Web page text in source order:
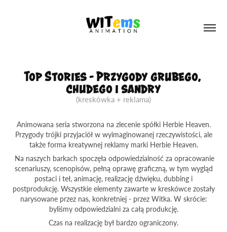
Top Stories - Przygody grubego,
chudego i sandry
(kreskówka + reklama)
Animowana seria stworzona na zlecenie spółki Herbie Heaven.
Przygody trójki przyjaciół w wyimaginowanej rzeczywistości, ale
także forma kreatywnej reklamy marki Herbie Heaven.
Na naszych barkach spoczęła odpowiedzialność za opracowanie
scenariuszy, scenopisów, pełną oprawę graficzną, w tym wygląd
postaci i teł, animację, realizację dźwięku, dubbing i
postprodukcję. Wszystkie elementy zawarte w kreskówce zostały
narysowane przez nas, konkretniej - przez Witka. W skrócie:
byliśmy odpowiedzialni za całą produkcję.
Czas na realizację był bardzo ograniczony.